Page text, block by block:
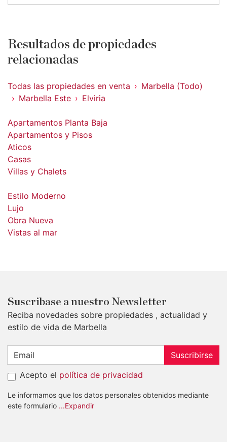
Resultados de propiedades
relacionadas
Todas las propiedades en venta
Marbella (Todo)
Marbella Este
Elviria
Apartamentos Planta Baja
Apartamentos y Pisos
Aticos
Casas
Villas y Chalets
Estilo Moderno
Lujo
Obra Nueva
Vistas al mar
Suscribase a nuestro Newsletter
Reciba novedades sobre propiedades , actualidad y
estilo de vida de Marbella
Suscribirse
Acepto el política de privacidad
Le informamos que los datos personales obtenidos mediante
este formulario ...Expandir